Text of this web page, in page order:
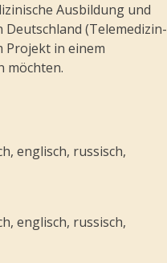
Ausbildung und
Deutschland (Telemedizin-
Projekt in einem
möchten.
englisch, russisch,
englisch, russisch,